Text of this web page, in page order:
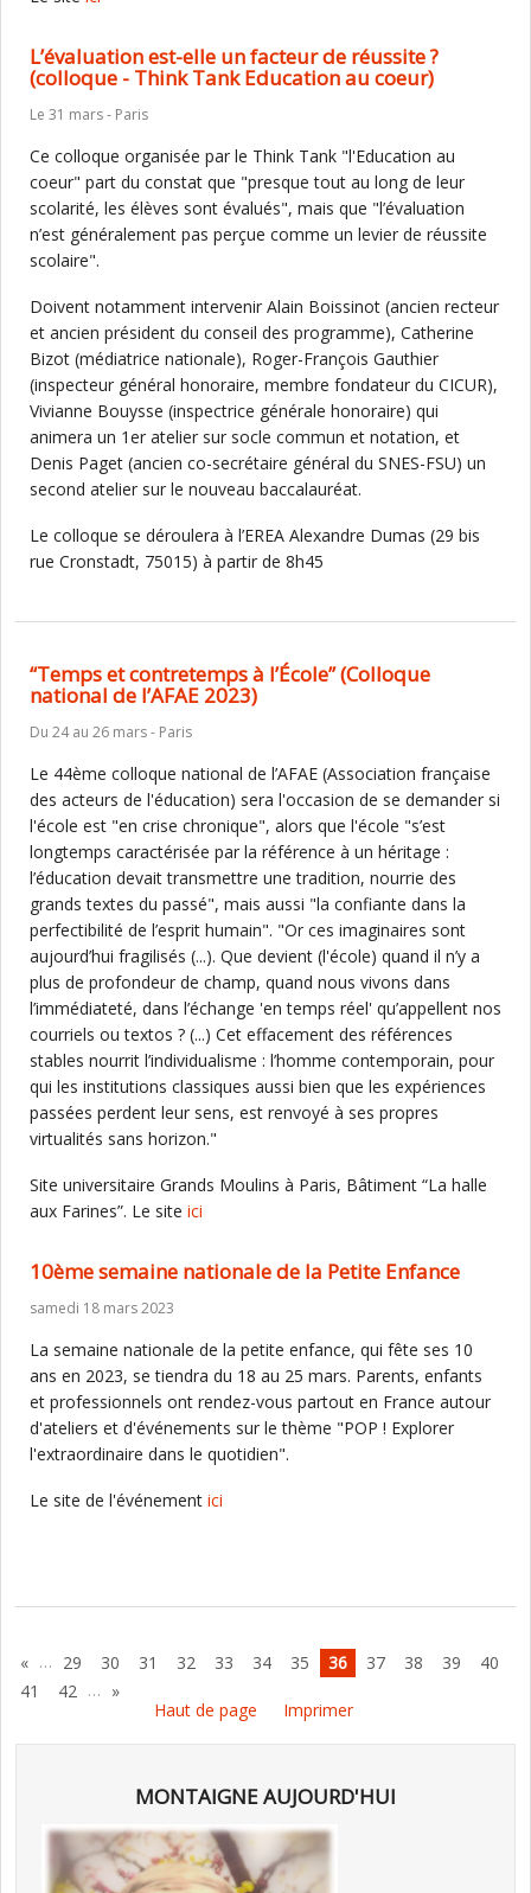
L’évaluation est-elle un facteur de réussite ?
(colloque - Think Tank Education au coeur)
Le 31 mars - Paris
Ce colloque organisée par le Think Tank "l'Education au
coeur" part du constat que "presque tout au long de leur
scolarité, les élèves sont évalués", mais que "l’évaluation
n’est généralement pas perçue comme un levier de réussite
scolaire".
Doivent notamment intervenir Alain Boissinot (ancien recteur
et ancien président du conseil des programme), Catherine
Bizot (médiatrice nationale), Roger-François Gauthier
(inspecteur général honoraire, membre fondateur du CICUR),
Vivianne Bouysse (inspectrice générale honoraire) qui
animera un 1er atelier sur socle commun et notation, et
Denis Paget (ancien co-secrétaire général du SNES-FSU) un
second atelier sur le nouveau baccalauréat.
Le colloque se déroulera à l’EREA Alexandre Dumas (29 bis
rue Cronstadt, 75015) à partir de 8h45
“Temps et contretemps à l’École” (Colloque
national de l’AFAE 2023)
Du 24 au 26 mars - Paris
Le 44ème colloque national de l’AFAE (Association française
des acteurs de l'éducation) sera l'occasion de se demander si
l'école est "en crise chronique", alors que l'école "s’est
longtemps caractérisée par la référence à un héritage :
l’éducation devait transmettre une tradition, nourrie des
grands textes du passé", mais aussi "la confiante dans la
perfectibilité de l’esprit humain". "Or ces imaginaires sont
aujourd’hui fragilisés (...). Que devient (l'école) quand il n’y a
plus de profondeur de champ, quand nous vivons dans
l’immédiateté, dans l’échange 'en temps réel' qu’appellent nos
courriels ou textos ? (...) Cet effacement des références
stables nourrit l’individualisme : l’homme contemporain, pour
qui les institutions classiques aussi bien que les expériences
passées perdent leur sens, est renvoyé à ses propres
virtualités sans horizon."
Site universitaire Grands Moulins à Paris, Bâtiment “La halle
aux Farines”. Le site ici
10ème semaine nationale de la Petite Enfance
samedi 18 mars 2023
La semaine nationale de la petite enfance, qui fête ses 10
ans en 2023, se tiendra du 18 au 25 mars. Parents, enfants
et professionnels ont rendez-vous partout en France autour
d'ateliers et d'événements sur le thème "POP ! Explorer
l'extraordinaire dans le quotidien".
Le site de l'événement ici
« … 29 30 31 32 33 34 35 36 37 38 39
40
41
42 … »
Haut de page
Imprimer
MONTAIGNE AUJOURD'HUI